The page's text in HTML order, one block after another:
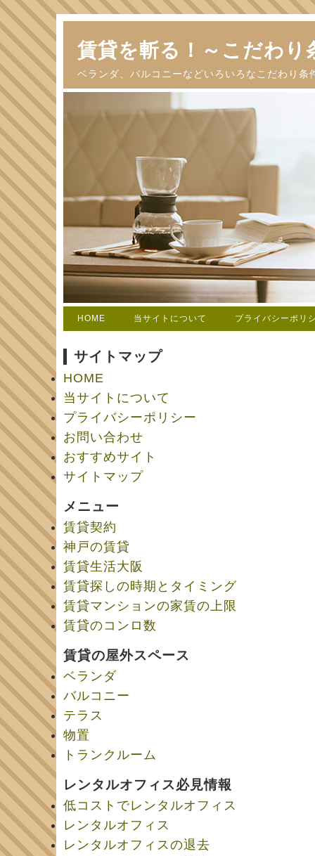
賃貸を斬る！～こだわり
ベランダ、バルコニーなどいろいろなこだわり条
HOME 当サイトについて プライバシーポリ
サイトマップ
HOME
当サイトについて
プライバシーポリシー
お問い合わせ
おすすめサイト
サイトマップ
メニュー
賃貸契約
神戸の賃貸
賃貸生活大阪
賃貸探しの時期とタイミング
賃貸マンションの家賃の上限
賃貸のコンロ数
賃貸の屋外スペース
ベランダ
バルコニー
テラス
物置
トランクルーム
レンタルオフィス必見情報
低コストでレンタルオフィス
レンタルオフィス
レンタルオフィスの退去